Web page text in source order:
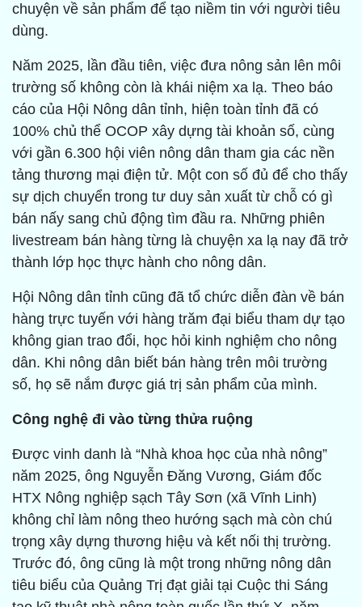
chuyện về sản phẩm để tạo niềm tin với người tiêu
dùng.
Năm 2025, lần đầu tiên, việc đưa nông sản lên môi
trường số không còn là khái niệm xa lạ. Theo báo
cáo của Hội Nông dân tỉnh, hiện toàn tỉnh đã có
100% chủ thể OCOP xây dựng tài khoản số, cùng
với gần 6.300 hội viên nông dân tham gia các nền
tảng thương mại điện tử. Một con số đủ để cho thấy
sự dịch chuyển trong tư duy sản xuất từ chỗ có gì
bán nấy sang chủ động tìm đầu ra. Những phiên
livestream bán hàng từng là chuyện xa lạ nay đã trở
thành lớp học thực hành cho nông dân.
Hội Nông dân tỉnh cũng đã tổ chức diễn đàn về bán
hàng trực tuyến với hàng trăm đại biểu tham dự tạo
không gian trao đổi, học hỏi kinh nghiệm cho nông
dân. Khi nông dân biết bán hàng trên môi trường
số, họ sẽ nắm được giá trị sản phẩm của mình.
Công nghệ đi vào từng thửa ruộng
Được vinh danh là “Nhà khoa học của nhà nông”
năm 2025, ông Nguyễn Đăng Vương, Giám đốc
HTX Nông nghiệp sạch Tây Sơn (xã Vĩnh Linh)
không chỉ làm nông theo hướng sạch mà còn chú
trọng xây dựng thương hiệu và kết nối thị trường.
Trước đó, ông cũng là một trong những nông dân
tiêu biểu của Quảng Trị đạt giải tại Cuộc thi Sáng